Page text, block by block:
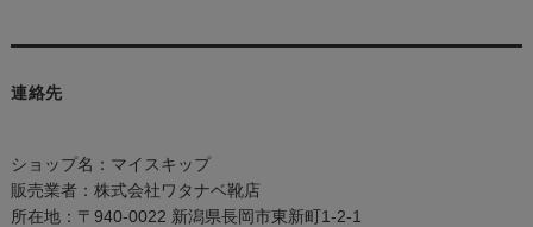
連絡先
ショップ名：マイスキップ
販売業者：株式会社ワタナベ靴店
所在地：〒940-0022 新潟県長岡市東新町1-2-1